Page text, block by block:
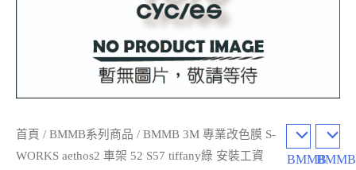
BMMBBMMB
首頁 / BMMB系列商品 / BMMB 3M 專業改色膜 S-
WORKS aethos2 車架 52 S57 tiffany綠 安裝工資